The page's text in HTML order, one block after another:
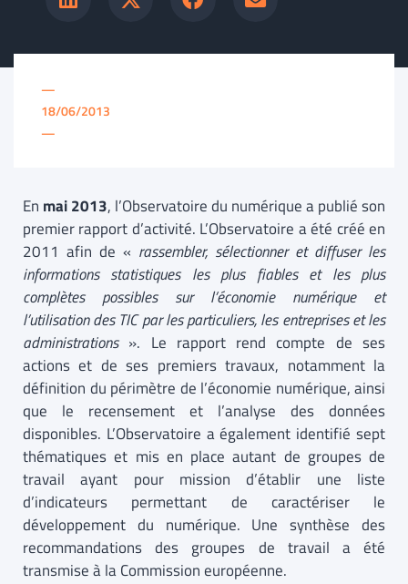
—
18/06/2013
—
En mai 2013, l’Observatoire du numérique a publié son
premier rapport d’activité. L’Observatoire a été créé en
2011 afin de « rassembler, sélectionner et diffuser les
informations statistiques les plus fiables et les plus
complètes possibles sur l’économie numérique et
l’utilisation des TIC par les particuliers, les entreprises et les
administrations». Le rapport rend compte de ses
actions et de ses premiers travaux, notamment la
définition du périmètre de l’économie numérique, ainsi
que le recensement et l’analyse des données
disponibles. L’Observatoire a également identifié sept
thématiques et mis en place autant de groupes de
travail ayant pour mission d’établir une liste
d’indicateurs permettant de caractériser le
développement du numérique. Une synthèse des
recommandations des groupes de travail a été
transmise à la Commission européenne.